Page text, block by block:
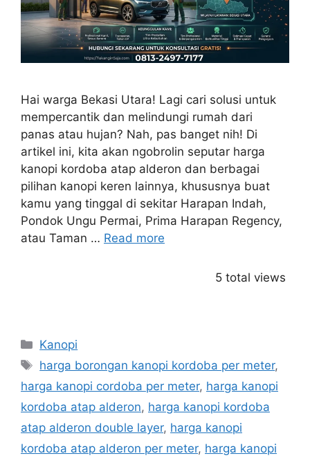
Hai warga Bekasi Utara! Lagi cari solusi untuk
mempercantik dan melindungi rumah dari
panas atau hujan? Nah, pas banget nih! Di
artikel ini, kita akan ngobrolin seputar harga
kanopi kordoba atap alderon dan berbagai
pilihan kanopi keren lainnya, khususnya buat
kamu yang tinggal di sekitar Harapan Indah,
Pondok Ungu Permai, Prima Harapan Regency,
atau Taman … Read more
5 total views
Categories
Kanopi
Tags
harga borongan kanopi kordoba per meter,
harga kanopi cordoba per meter, harga kanopi
kordoba atap alderon, harga kanopi kordoba
atap alderon double layer, harga kanopi
kordoba atap alderon per meter, harga kanopi